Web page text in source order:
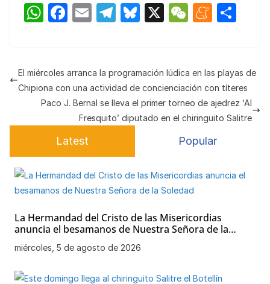
W
s
A
p
p
F
e
b
o
o
k
E
T
gr
a
m
Bl
s
k
y
X
W
h
at
M
e
a
m
e
p
ar
tir
El miércoles arranca la programación lúdica en las playas de
Chipiona con una actividad de concienciación con títeres
Paco J. Bernal se lleva el primer torneo de ajedrez ‘Al
Fresquito’ diputado en el chiringuito Salitre
Latest Popular
La Hermandad del Cristo de las Misericordias
anuncia el besamanos de Nuestra Señora de la
Soledad
miércoles, 5 de agosto de 2026